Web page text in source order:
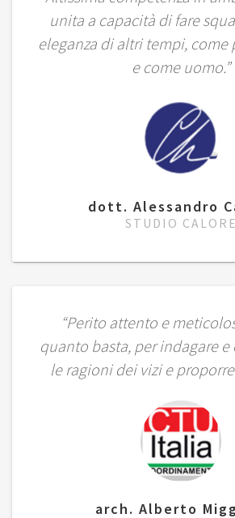
unita a capacità di fare
eleganza di altri tempi, come
e come uomo.”
dott. Alessandro
STUDIO CALORE
“Perito attento e
quanto basta, per indagare
le ragioni dei vizi e
arch. Alberto